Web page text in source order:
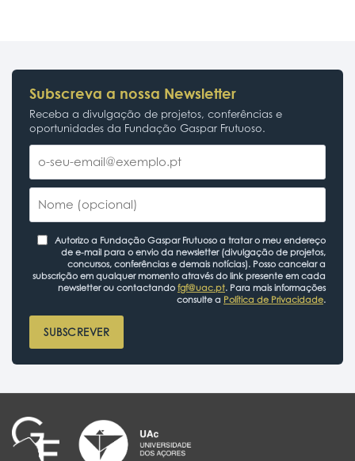
Subscreva a nossa Newsletter
Receba a divulgação de projetos, conferências e
oportunidades da Fundação Gaspar Frutuoso.
Autorizo a Fundação Gaspar Frutuoso a tratar o meu endereço
de e-mail para o envio da newsletter (divulgação de projetos,
concursos, conferências e demais notícias). Posso cancelar a
subscrição em qualquer momento através do link presente em cada
newsletter ou contactando fgf@uac.pt. Para mais informações
consulte a Política de Privacidade.
SUBSCREVER